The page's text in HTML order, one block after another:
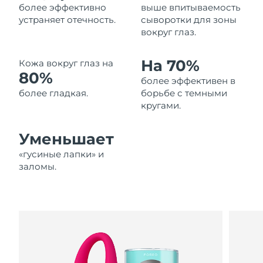
более эффективно
устраняет отечность.
выше впитываемость
сыворотки для зоны
вокруг глаз.
Кожа вокруг глаз на
80%
более гладкая.
На 70%
более эффективен в
борьбе с темными
кругами.
Уменьшает
«гусиные лапки» и
заломы.
Ожидаемая дата доставки
8/12/26
Люксембург
Ожидаемая дата доставки
8/11/26
Малайзия
Ожидаемая дата доставки